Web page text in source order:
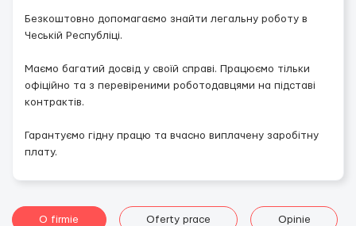
Безкоштовно допомагаємо знайти легальну роботу в
Чеській Республіці.
Маємо багатий досвід у своїй справі. Працюємо тільки
офіційно та з перевіреними роботодавцями на підставі
контрактів.
Гарантуємо гідну працю та вчасно виплачену заробітну
плату.
O firmie Oferty prace Opinie